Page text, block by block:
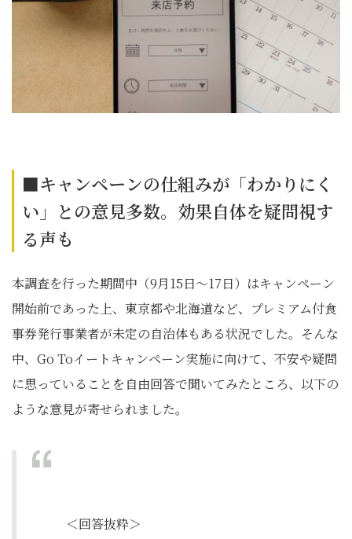
■キャンペーンの仕組みが「わかりにく
い」との意見多数。効果自体を疑問視す
る声も
本調査を行った期間中（9月15日～17日）はキャンペーン
開始前であった上、東京都や北海道など、プレミアム付食
事券発行事業者が未定の自治体もある状況でした。そんな
中、Go Toイートキャンペーン実施に向けて、不安や疑問
に思っていることを自由回答で聞いてみたところ、以下の
ような意見が寄せられました。
＜回答抜粋＞